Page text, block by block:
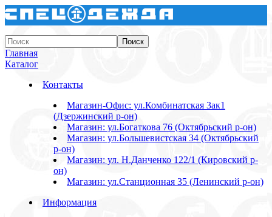
Главная
Каталог
Контакты
Магазин-Офис: ул.Комбинатская 3ак1
(Дзержинский р-он)
Магазин: ул.Богаткова 76 (Октябрьский р-он)
Магазин: ул.Большевистская 34 (Октябрьский
р-он)
Магазин: ул. Н.Данченко 122/1 (Кировский р-
он)
Магазин: ул.Станционная 35 (Ленинский р-он)
Информация